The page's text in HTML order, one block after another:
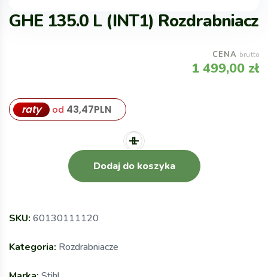
GHE 135.0 L (INT1) Rozdrabniacz
CENA brutto
1 499,00 zł
raty od 43,47PLN
Dodaj do koszyka
SKU: 60130111120
Kategoria: Rozdrabniacze